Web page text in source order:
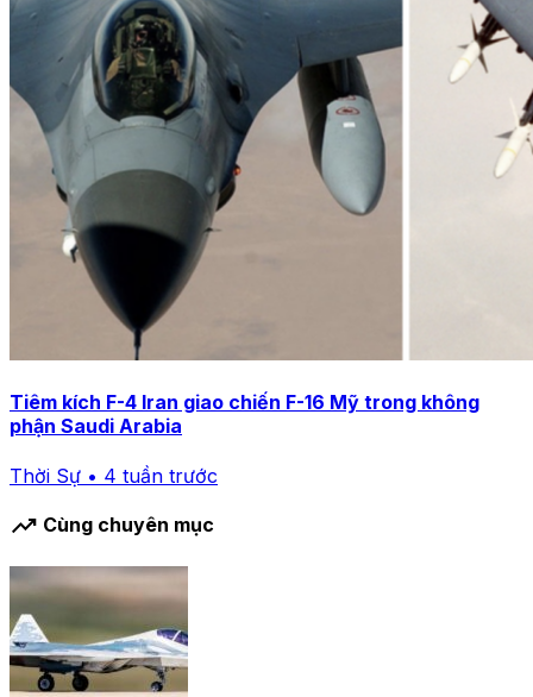
Tiêm kích F-4 Iran giao chiến F-16 Mỹ trong không
phận Saudi Arabia
Thời Sự • 4 tuần trước
trending_up Cùng chuyên mục